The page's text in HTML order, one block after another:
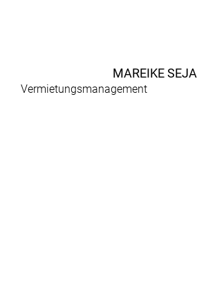
MAREIKE SEJA
Vermietungsmanagement